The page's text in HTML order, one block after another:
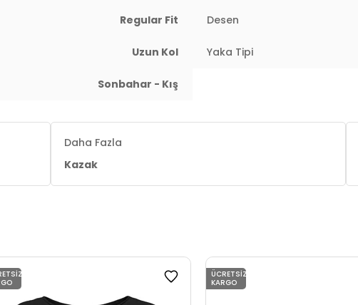
Regular Fit Desen
Uzun Kol Yaka Tipi
Sonbahar - Kış
Daha Fazla
Kazak
ÜCRETSIZ
KARGO